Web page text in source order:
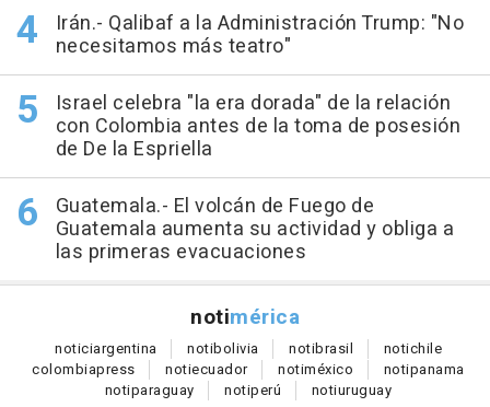
Irán.- Qalibaf a la Administración Trump: "No
necesitamos más teatro"
Israel celebra "la era dorada" de la relación
con Colombia antes de la toma de posesión
de De la Espriella
Guatemala.- El volcán de Fuego de
Guatemala aumenta su actividad y obliga a
las primeras evacuaciones
notimérica
noticiargentina notibolivia notibrasil notichile
colombiapress notiecuador notiméxico notipanama
notiparaguay notiperú notiuruguay